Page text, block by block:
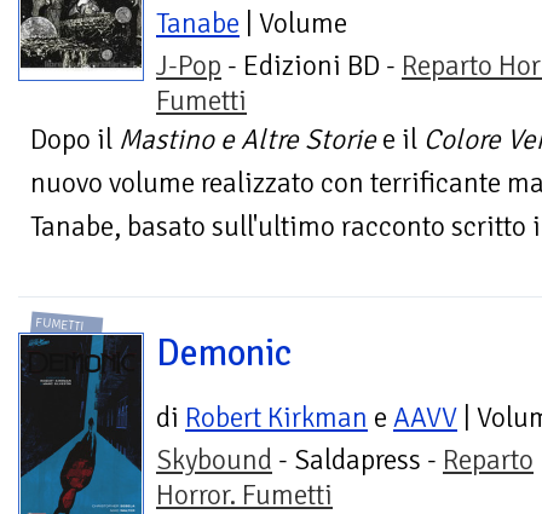
Tanabe | Volume
J-Pop - Edizioni BD - Reparto
Fumetti
Dopo il Mastino e Altre Storiee il Colore
nuovo volume realizzato con terrificante
Tanabe, basato sull'ultimo racconto scritto
FUMETTI
Demonic
di Robert Kirkman e AAVV |
Skybound - Saldapress - Reparto
Horror. Fumetti